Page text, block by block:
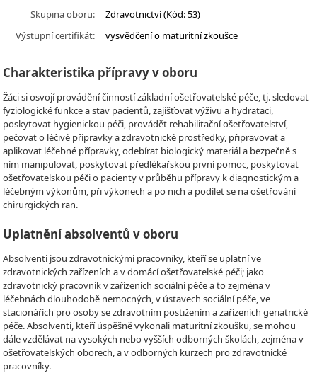
Skupina oboru:
Zdravotnictví (Kód: 53)
Výstupní certifikát:
vysvědčení o maturitní zkoušce
Charakteristika přípravy v oboru
Žáci si osvojí provádění činností základní ošetřovatelské péče, tj. sledovat
fyziologické funkce a stav pacientů, zajišťovat výživu a hydrataci,
poskytovat hygienickou péči, provádět rehabilitační ošetřovatelství,
pečovat o léčivé přípravky a zdravotnické prostředky, připravovat a
aplikovat léčebné přípravky, odebírat biologický materiál a bezpečně s
ním manipulovat, poskytovat předlékařskou první pomoc, poskytovat
ošetřovatelskou péči o pacienty v průběhu přípravy k diagnostickým a
léčebným výkonům, při výkonech a po nich a podílet se na ošetřování
chirurgických ran.
Uplatnění absolventů v oboru
Absolventi jsou zdravotnickými pracovníky, kteří se uplatní ve
zdravotnických zařízeních a v domácí ošetřovatelské péči; jako
zdravotnický pracovník v zařízeních sociální péče a to zejména v
léčebnách dlouhodobě nemocných, v ústavech sociální péče, ve
stacionářích pro osoby se zdravotním postižením a zařízeních geriatrické
péče. Absolventi, kteří úspěšně vykonali maturitní zkoušku, se mohou
dále vzdělávat na vysokých nebo vyšších odborných školách, zejména v
ošetřovatelských oborech, a v odborných kurzech pro zdravotnické
pracovníky.